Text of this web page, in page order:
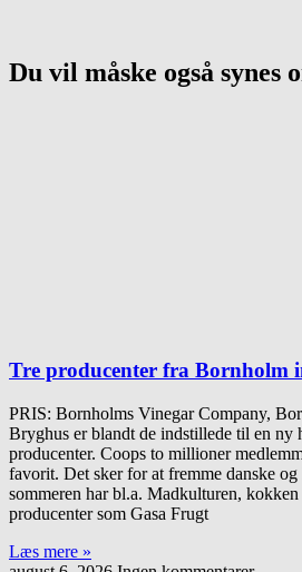
Du vil måske også synes
Tre producenter fra Bornholm
PRIS: Bornholms Vinegar Company,
Bryghus er blandt de indstillede til en ny
producenter. Coops to millioner
favorit. Det sker for at fremme danske
sommeren har bl.a. Madkulturen,
producenter som Gasa Frugt
Læs mere »